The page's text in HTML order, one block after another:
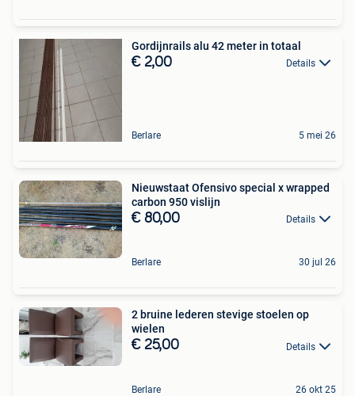
Gordijnrails alu 42 meter in totaal
€ 2,00 Details
Berlare 5 mei 26
Nieuwstaat Ofensivo special x wrapped
carbon 950 vislijn
€ 80,00 Details
Berlare 30 jul 26
2 bruine lederen stevige stoelen op
wielen
€ 25,00 Details
Berlare 26 okt 25